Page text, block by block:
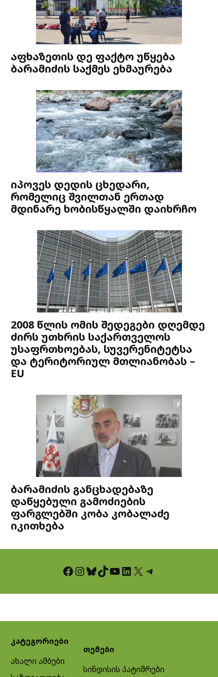
აფხაზეთის დე ფაქტო უწყება
ბარამიძის საქმეს ეხმაურება
იპოვეს დედის ცხედარი,
რომელიც შვილთან ერთად
მდინარე ხობისწყალში დაიხრჩო
2008 წლის ომის შედეგები დღემდე
ძირს უთხრის საქართველოს
უსაფრთხოებას, სუვერენიტეტსა
და ტერიტორიულ მთლიანობას –
EU
ბარამიძის განცხადებაზე
დაწყებული გამოძიების
ფარგლებში კობა კობალაძე
იკითხება
Facebook InstagramBluesky TikTok YouTube LinkedIn X Telegram
კატეგორიები
ახალი ამბები
თემები
სინდისის პატიმრები